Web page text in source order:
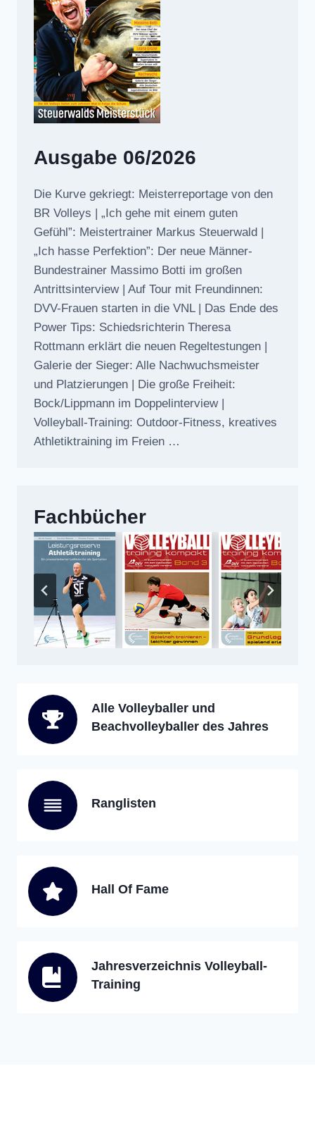
Ausgabe 06/2026
Die Kurve gekriegt: Meisterreportage von den
BR Volleys | „Ich gehe mit einem guten
Gefühl”: Meistertrainer Markus Steuerwald |
„Ich hasse Perfektion”: Der neue Männer-
Bundestrainer Massimo Botti im großen
Antrittsinterview | Auf Tour mit Freundinnen:
DVV-Frauen starten in die VNL | Das Ende des
Power Tips: Schiedsrichterin Theresa
Rottmann erklärt die neuen Regeltestungen |
Galerie der Sieger: Alle Nachwuchsmeister
und Platzierungen | Die große Freiheit:
Bock/Lippmann im Doppelinterview |
Volleyball-Training: Outdoor-Fitness, kreatives
Athletiktraining im Freien …
Fachbücher
Alle Volleyballer und
Beachvolleyballer des Jahres
Ranglisten
Hall Of Fame
Jahresverzeichnis Volleyball-
Training